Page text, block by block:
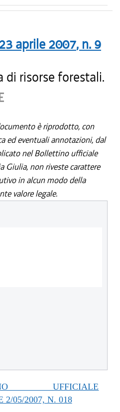
aprile 2007, n. 9
di risorse forestali.
è riprodotto, con
ed eventuali annotazioni, dal
nel Bollettino ufficiale
Giulia, non riveste carattere
in alcun modo della
valore legale.
UFFICIALE
2/05/2007, N. 018